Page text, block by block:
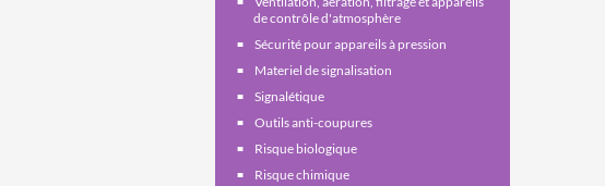
de contrôle d'atmosphère
Sécurité pour appareils à pression
Materiel de signalisation
Signalétique
Outils anti-coupures
Risque biologique
Risque chimique